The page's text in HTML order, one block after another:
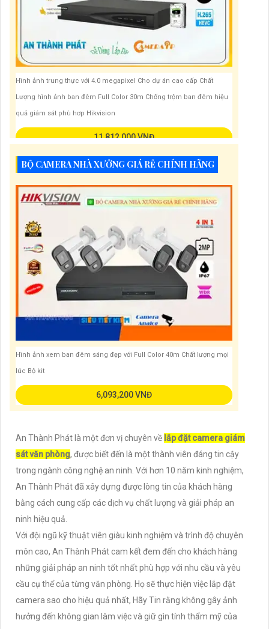
Hình ảnh trung thực với 4.0 megapixel Cho dự án cao cấp Chất
Lượng hình ảnh ban đêm Full Color 30m Chống trộm ban đêm hiệu
quả giám sát phù hơp Hikvision
11,812,000 VNĐ
BỘ CAMERA NHÀ XƯỞNG GIÁ RẺ CHÍNH HÃNG
Hình ảnh xem ban đêm sáng đẹp với Full Color 40m Chất lượng mọi
lúc Bộ kit
6,093,200 VNĐ
An Thành Phát là một đơn vị chuyên về lắp đặt camera giám
sát văn phòng, được biết đến là một thành viên đáng tin cậy
trong ngành công nghệ an ninh. Với hơn 10 năm kinh nghiệm,
An Thành Phát đã xây dựng được lòng tin của khách hàng
bằng cách cung cấp các dịch vụ chất lượng và giải pháp an
ninh hiệu quả.
Với đội ngũ kỹ thuật viên giàu kinh nghiệm và trình độ chuyên
môn cao, An Thành Phát cam kết đem đến cho khách hàng
những giải pháp an ninh tốt nhất phù hợp với nhu cầu và yêu
cầu cụ thể của từng văn phòng. Họ sẽ thực hiện việc lắp đặt
camera sao cho hiệu quả nhất, Hãy Tin rằng không gây ảnh
hưởng đến không gian làm việc và giữ gìn tính thẩm mỹ của